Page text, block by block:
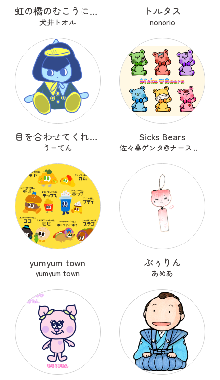
虹の橋のむこうにいるうちのこ
犬井トオル
トルタス
nonorio
目を合わせてくれないコバンザメちゃん
うーてん
Sicks Bears
佐々暮ゲンタ@ナース兼描き
yumyum town
yumyum town
ぷぅりん
あめあ